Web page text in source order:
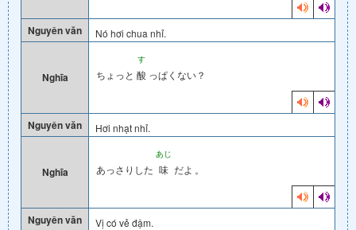
Nguyên văn Nó hơi chua nhỉ.
Nghĩa ちょっと
す
酸 っぱくない？
Nguyên văn Hơi nhạt nhỉ.
Nghĩa あっさりした
あじ
味 だよ 。
Nguyên văn Vị có vẻ đậm.